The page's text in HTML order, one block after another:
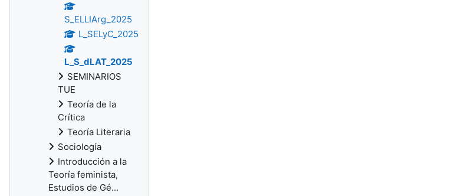
S_ELLIArg_2025
L_SELyC_2025
L_S_dLAT_2025
SEMINARIOS
TUE
Teoría de la
Crítica
Teoría Literaria
Sociología
Introducción a la
Teoría feminista,
Estudios de Gé...